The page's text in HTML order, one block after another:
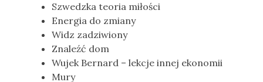
Szwedzka teoria miłości
Energia do zmiany
Widz zadziwiony
Znaleźć dom
Wujek Bernard – lekcje innej ekonomii
Mury